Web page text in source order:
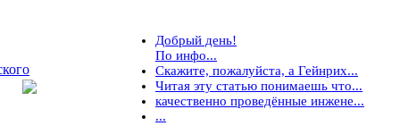
Добрый день!
По инфо...
Скажите, пожалуйста, а Гейнрих...
Читая эту статью понимаешь что...
качественно проведённые инжене...
...